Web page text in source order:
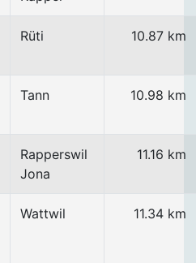
Rüti 10.87 km
Tann 10.98 km
Rapperswil
Jona
11.16 km
Wattwil 11.34 km